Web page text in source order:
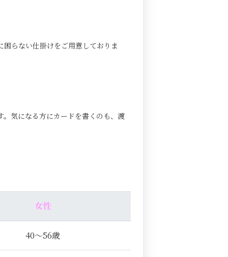
らない仕掛けをご用意しておりま
気になる方にカードを書くのも、渡
女性
40～56歳